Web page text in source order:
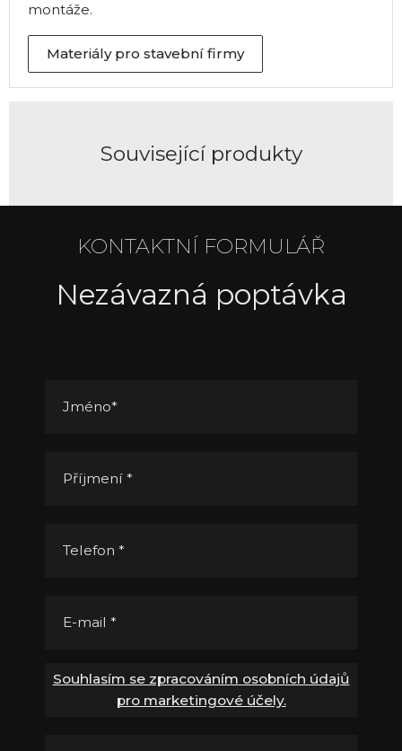
montáže.
Materiály pro stavební firmy
Související produkty
KONTAKTNÍ FORMULÁŘ
Nezávazná poptávka
Jméno*
Příjmení *
Telefon *
E-mail *
Souhlasím se zpracováním osobních údajů
pro marketingové účely.